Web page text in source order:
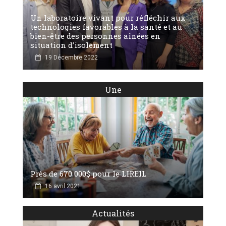
Un laboratoire vivant pour réfléchir aux
technologies favorables à la santé et au
bien-être des personnes aînées en
situation d’isolement
19 Décembre 2022
Une
Près de 670 000$ pour le LIREIL
16 avril 2021
Actualités